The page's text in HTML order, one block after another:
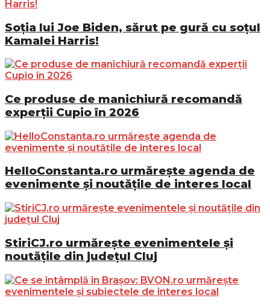
Soția lui Joe Biden, sărut pe gură cu soțul
Kamalei Harris!
Ce produse de manichiură recomandă
experții Cupio în 2026
HelloConstanta.ro urmărește agenda de
evenimente și noutățile de interes local
StiriCJ.ro urmărește evenimentele și
noutățile din județul Cluj